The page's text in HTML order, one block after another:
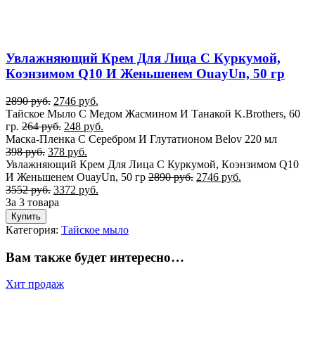
Увлажняющий Крем Для Лица С Куркумой,
Кoэнзимом Q10 И Женьшенем OuayUn, 50 гр
2890руб. 2746 руб.
Тайское Мыло С Медом Жасмином И Танакой K.Brothers, 60
гр. 264руб. 248 руб.
Маска-Пленка С Серебром И Глутатионом Belov 220 мл
398руб. 378 руб.
Увлажняющий Крем Для Лица С Куркумой, Кoэнзимом Q10
И Женьшенем OuayUn, 50 гр 2890руб. 2746 руб.
3552руб. 3372 руб.
За 3 товара
Купить
Категория: Тайское мыло
Вам также будет интересно…
Хит продаж